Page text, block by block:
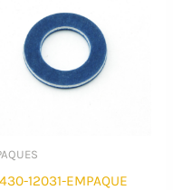
12031-EMPAQUE